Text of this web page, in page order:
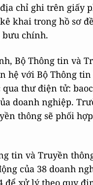
chỉ ghi trên giấy
khai trong hồ sơ
bưu chính.
Bộ Thông tin và
với Bộ Thông
thư điện tử:
doanh nghiệp.
thông sẽ phối
tin và Truyền
của 38 doanh
để xử lý theo quy